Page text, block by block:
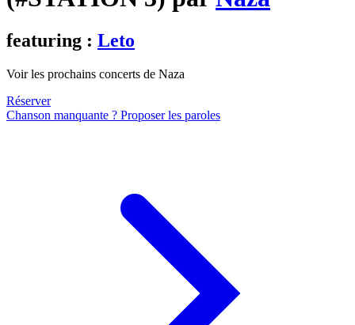
featuring : Leto
Voir les prochains concerts de Naza
Réserver
Chanson manquante ? Proposer les paroles